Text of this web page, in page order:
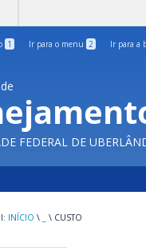
1 Ir para o menu 2 Ir para a
FEDERAL DE
INÍCIO \ \ CUSTO